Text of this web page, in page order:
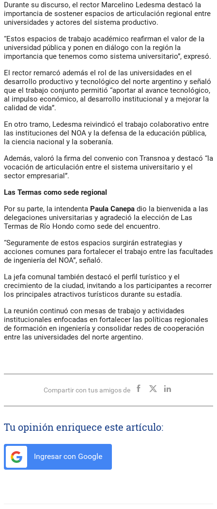
Durante su discurso, el rector Marcelino Ledesma destacó la
importancia de sostener espacios de articulación regional entre
universidades y actores del sistema productivo.
“Estos espacios de trabajo académico reafirman el valor de la
universidad pública y ponen en diálogo con la región la
importancia que tenemos como sistema universitario”, expresó.
El rector remarcó además el rol de las universidades en el
desarrollo productivo y tecnológico del norte argentino y señaló
que el trabajo conjunto permitió “aportar al avance tecnológico,
al impulso económico, al desarrollo institucional y a mejorar la
calidad de vida”.
En otro tramo, Ledesma reivindicó el trabajo colaborativo entre
las instituciones del NOA y la defensa de la educación pública,
la ciencia nacional y la soberanía.
Además, valoró la firma del convenio con Transnoa y destacó “la
vocación de articulación entre el sistema universitario y el
sector empresarial”.
Las Termas como sede regional
Por su parte, la intendenta Paula Canepa dio la bienvenida a las
delegaciones universitarias y agradeció la elección de Las
Termas de Río Hondo como sede del encuentro.
“Seguramente de estos espacios surgirán estrategias y
acciones comunes para fortalecer el trabajo entre las facultades
de ingeniería del NOA”, señaló.
La jefa comunal también destacó el perfil turístico y el
crecimiento de la ciudad, invitando a los participantes a recorrer
los principales atractivos turísticos durante su estadía.
La reunión continuó con mesas de trabajo y actividades
institucionales enfocadas en fortalecer las políticas regionales
de formación en ingeniería y consolidar redes de cooperación
entre las universidades del norte argentino.
Compartir con tus amigos de
Tu opinión enriquece este artículo:
Ingresar con Google